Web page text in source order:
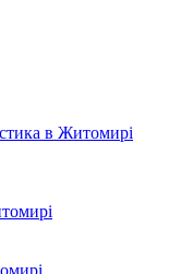
в Житомирі